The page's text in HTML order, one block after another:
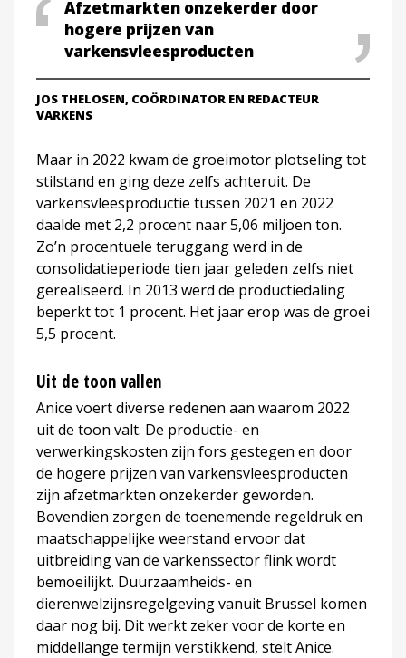
Afzetmarkten onzekerder door
hogere prijzen van
varkensvleesproducten
JOS THELOSEN, COÖRDINATOR EN REDACTEUR
VARKENS
Maar in 2022 kwam de groeimotor plotseling tot
stilstand en ging deze zelfs achteruit. De
varkensvleesproductie tussen 2021 en 2022
daalde met 2,2 procent naar 5,06 miljoen ton.
Zo’n procentuele teruggang werd in de
consolidatieperiode tien jaar geleden zelfs niet
gerealiseerd. In 2013 werd de productiedaling
beperkt tot 1 procent. Het jaar erop was de groei
5,5 procent.
Uit de toon vallen
Anice voert diverse redenen aan waarom 2022
uit de toon valt. De productie- en
verwerkingskosten zijn fors gestegen en door
de hogere prijzen van varkensvleesproducten
zijn afzetmarkten onzekerder geworden.
Bovendien zorgen de toenemende regeldruk en
maatschappelijke weerstand ervoor dat
uitbreiding van de varkenssector flink wordt
bemoeilijkt. Duurzaamheids- en
dierenwelzijnsregelgeving vanuit Brussel komen
daar nog bij. Dit werkt zeker voor de korte en
middellange termijn verstikkend, stelt Anice.